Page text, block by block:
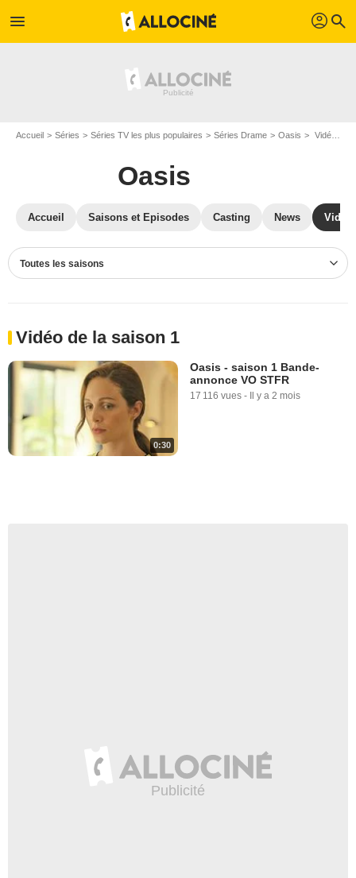
menu profil search
Accueil Séries Séries TV les plus populaires Séries Drame Oasis Vidéos Oasis
Oasis
Accueil Saisons et Episodes Casting News
Toutes les saisons
Vidéo de la saison 1
0:30
Oasis - saison 1 Bande-
annonce VO STFR
17 116 vues - Il y a 2 mois